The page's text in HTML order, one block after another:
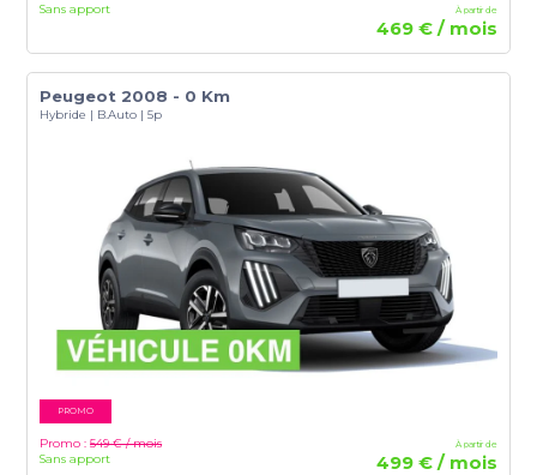
Sans apport À partir de
469 € / mois
Peugeot 2008 - 0 Km
Hybride | B.Auto | 5p
PROMO
Promo :549 € / mois
Sans apport
À partir de
499 € / mois